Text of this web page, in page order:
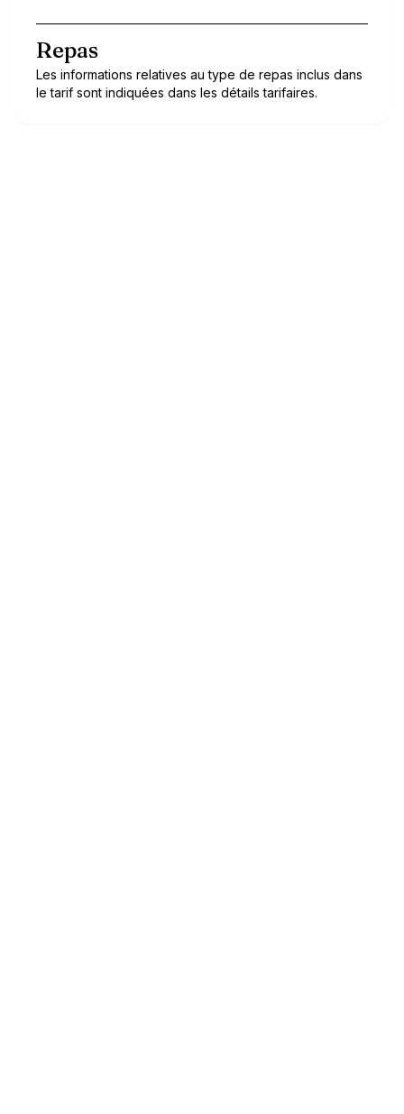
Repas
Les informations relatives au type de repas inclus dans
le tarif sont indiquées dans les détails tarifaires.